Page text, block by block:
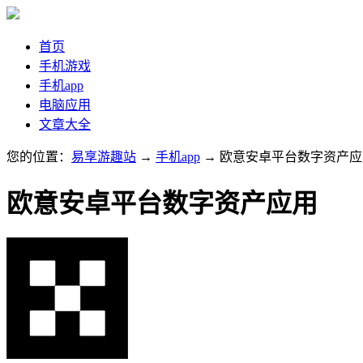
首页
手机游戏
手机app
电脑应用
文章大全
您的位置： 易享游趣站 → 手机app → 欧意安卓平台数字资产
欧意安卓平台数字资产应用